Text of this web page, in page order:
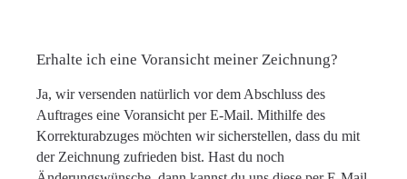
Erhalte ich eine Voransicht meiner Zeichnung?
Ja, wir versenden natürlich vor dem Abschluss des
Auftrages eine Voransicht per E-Mail. Mithilfe des
Korrekturabzuges möchten wir sicherstellen, dass du mit
der Zeichnung zufrieden bist. Hast du noch